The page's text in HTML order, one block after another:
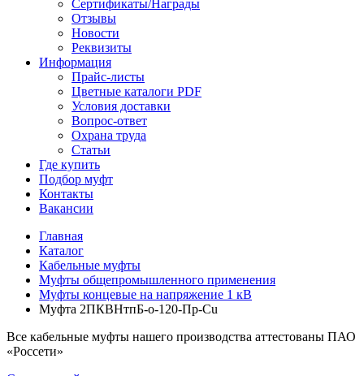
Сертификаты/Награды
Отзывы
Новости
Реквизиты
Информация
Прайс-листы
Цветные каталоги PDF
Условия доставки
Вопрос-ответ
Охрана труда
Статьи
Где купить
Подбор муфт
Контакты
Вакансии
Главная
Каталог
Кабельные муфты
Муфты общепромышленного применения
Муфты концевые на напряжение 1 кВ
Муфта 2ПКВНтпБ-о-120-Пр-Cu
Все кабельные муфты нашего производства аттестованы ПАО
«Россети»